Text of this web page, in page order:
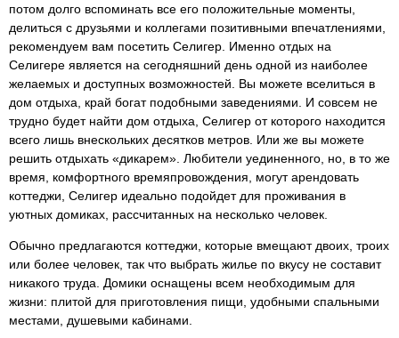
потом долго вспоминать все его положительные моменты,
делиться с друзьями и коллегами позитивными впечатлениями,
рекомендуем вам посетить Селигер. Именно отдых на
Селигере является на сегодняшний день одной из наиболее
желаемых и доступных возможностей. Вы можете вселиться в
дом отдыха, край богат подобными заведениями. И совсем не
трудно будет найти дом отдыха, Селигер от которого находится
всего лишь внескольких десятков метров. Или же вы можете
решить отдыхать «дикарем». Любители уединенного, но, в то же
время, комфортного времяпровождения, могут арендовать
коттеджи, Селигер идеально подойдет для проживания в
уютных домиках, рассчитанных на несколько человек.
Обычно предлагаются коттеджи, которые вмещают двоих, троих
или более человек, так что выбрать жилье по вкусу не составит
никакого труда. Домики оснащены всем необходимым для
жизни: плитой для приготовления пищи, удобными спальными
местами, душевыми кабинами.